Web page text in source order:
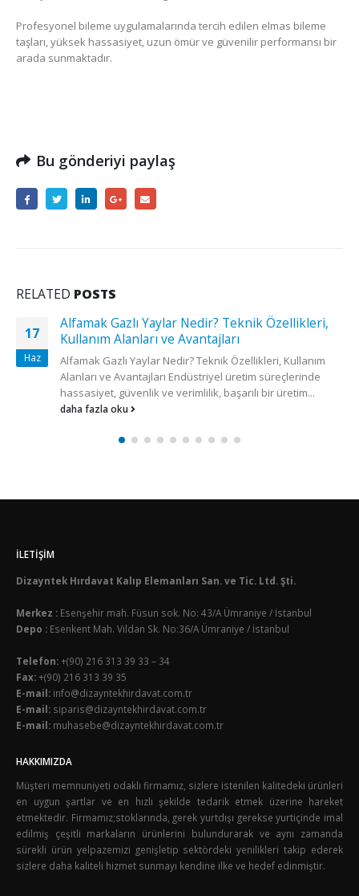
Profesyonel bileme uygulamalarında tercih edilen elmas bileme
taşları, yüksek hassasiyet, uzun ömür ve güvenilir performansı bir
arada sunmaktadır.
Bu gönderiyi paylaş
RELATED POSTS
12
Tem
Silindir Başlı İtici Pimler: Özellikleri, Ölçüleri ve
Kullanım Alanları
Silindir Başlı İtici Pimler: Özellikleri, Ölçüleri ve Kullanım
Alanları Metal enjeksiyon, plastik enjeksiyon ve basınçlı
döküm kalıplarında üretilen parçanın güvenli...
daha fazla oku
İLETIŞIM
Dizayntek Hırdavat Kalıp Elemanları San. ve Tic. Ltd. Şti.
Merkez : Esenşehir mah. Füsun sok. No: 43/A Ümraniye / İstanbul
Depo : Esenkent Mah. Vildan Sk. No:36/A Ümraniye / İstanbul
Telefon:+(90) 216 313 39 33 – 34
Fax:+(90) 216 313 39 35
E-mail: info@dizayntekhirdavat.com.tr
E-mail: siparis@dizayntekhirdavat.com.tr
E-mail: muhasebe@dizayntekhirdavat.com.tr
HAKKIMIZDA
Müşteri memnuniyeti odaklı firmamız, sizlere istenilen kalitedeki ürünleri
en uygun şartlar ve en hızlı şekilde tedarik etmek üzerine hareket
etmektedir. Firmamız;stoklarında, gerek yurtdışı gerekse yurtiçinde imal
edilmiş çeşitli markaların ürünlerini bulundurarak ve aynı zamanda
sürekli ürün yelpazemizi genişletip sektördeki yenilikleri takip ederek
sizlere daha kaliteli hizmet sunmayı kendine ilke ve hedef edinmiştir.